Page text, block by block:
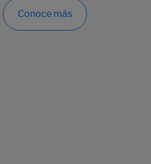
Conoce más